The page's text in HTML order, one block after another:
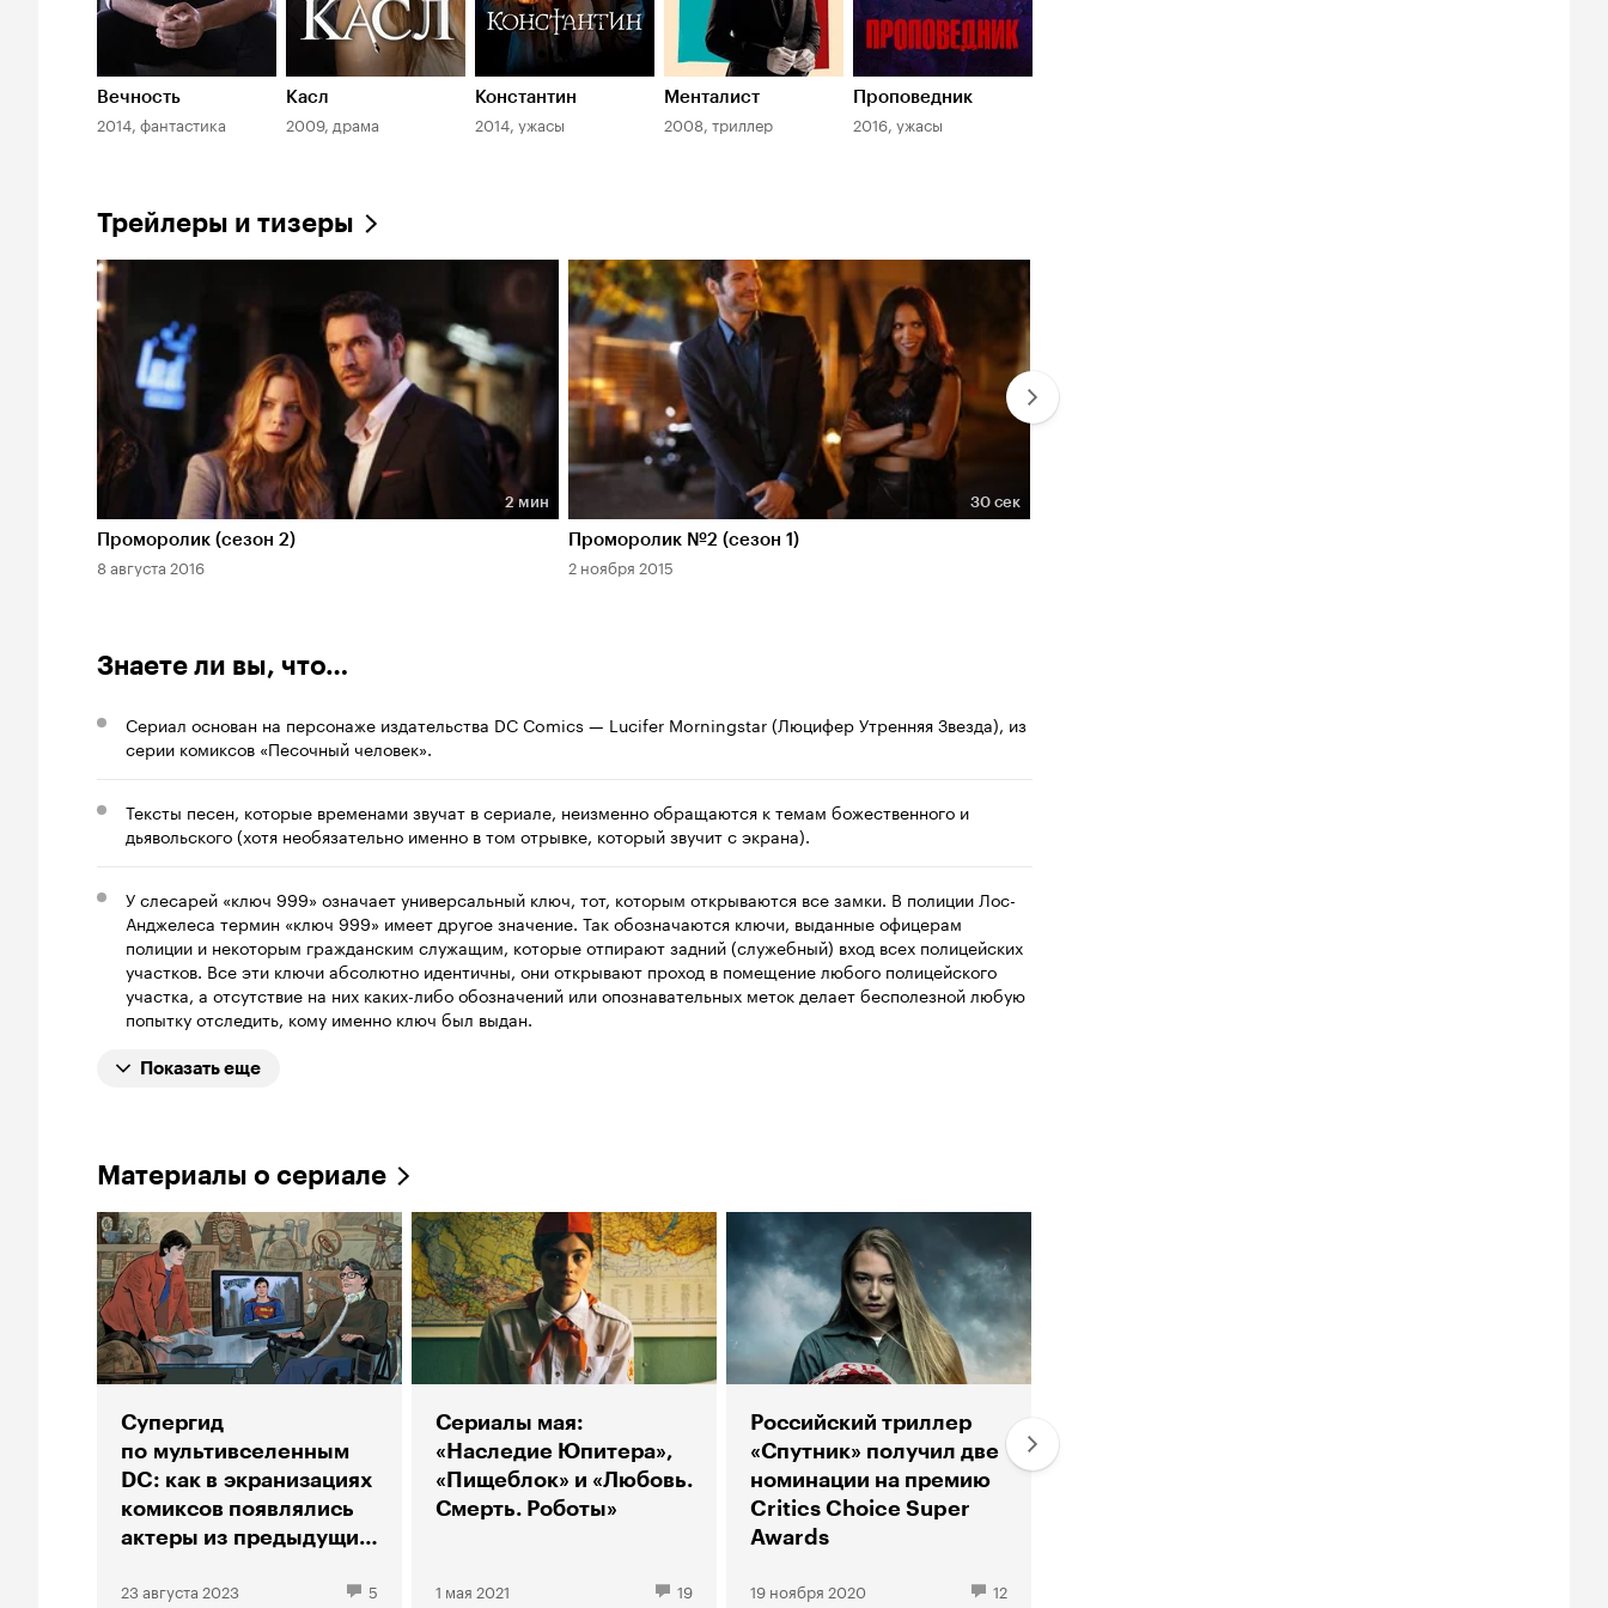
Вечность
2014, фантастика
Касл
2009, драма
Константин
2014, ужасы
Менталист
2008, триллер
Проповедник
2016, ужасы
Трейлеры и тизеры
Длительность 2 мин
2 мин
Проморолик (сезон 2)
8 августа 2016
Длительность 30 сек
30 сек
Проморолик №2 (сезон 1)
2 ноября 2015
Знаете ли вы, что…
Сериал основан на персонаже издательства DC Comics — Lucifer Morningstar (Люцифер Утренняя Звезда), из
серии комиксов «Песочный человек».
Тексты песен, которые временами звучат в сериале, неизменно обращаются к темам божественного и
дьявольского (хотя необязательно именно в том отрывке, который звучит с экрана).
У слесарей «ключ 999» означает универсальный ключ, тот, которым открываются все замки. В полиции Лос-
Анджелеса термин «ключ 999» имеет другое значение. Так обозначаются ключи, выданные офицерам
полиции и некоторым гражданским служащим, которые отпирают задний (служебный) вход всех полицейских
участков. Все эти ключи абсолютно идентичны, они открывают проход в помещение любого полицейского
участка, а отсутствие на них каких-либо обозначений или опознавательных меток делает бесполезной любую
попытку отследить, кому именно ключ был выдан.
Показать еще
Материалы о сериале
Супергид
по мультивселенным
DC: как в экранизациях
комиксов появлялись
актеры из предыдущих
23 августа 2023 5
Сериалы мая:
«Наследие Юпитера»,
«Пищеблок» и «Любовь.
Смерть. Роботы»
1 мая 2021 19
Российский триллер
«Спутник» получил две
номинации на премию
Critics Choice Super
Awards
19 ноября 2020 12